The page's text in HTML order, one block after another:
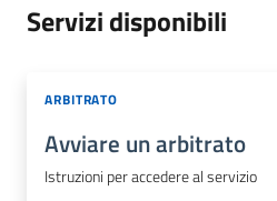
Sostenibile
Servizi disponibili
ARBITRATO
Avviare un arbitrato
Istruzioni per accedere al servizio